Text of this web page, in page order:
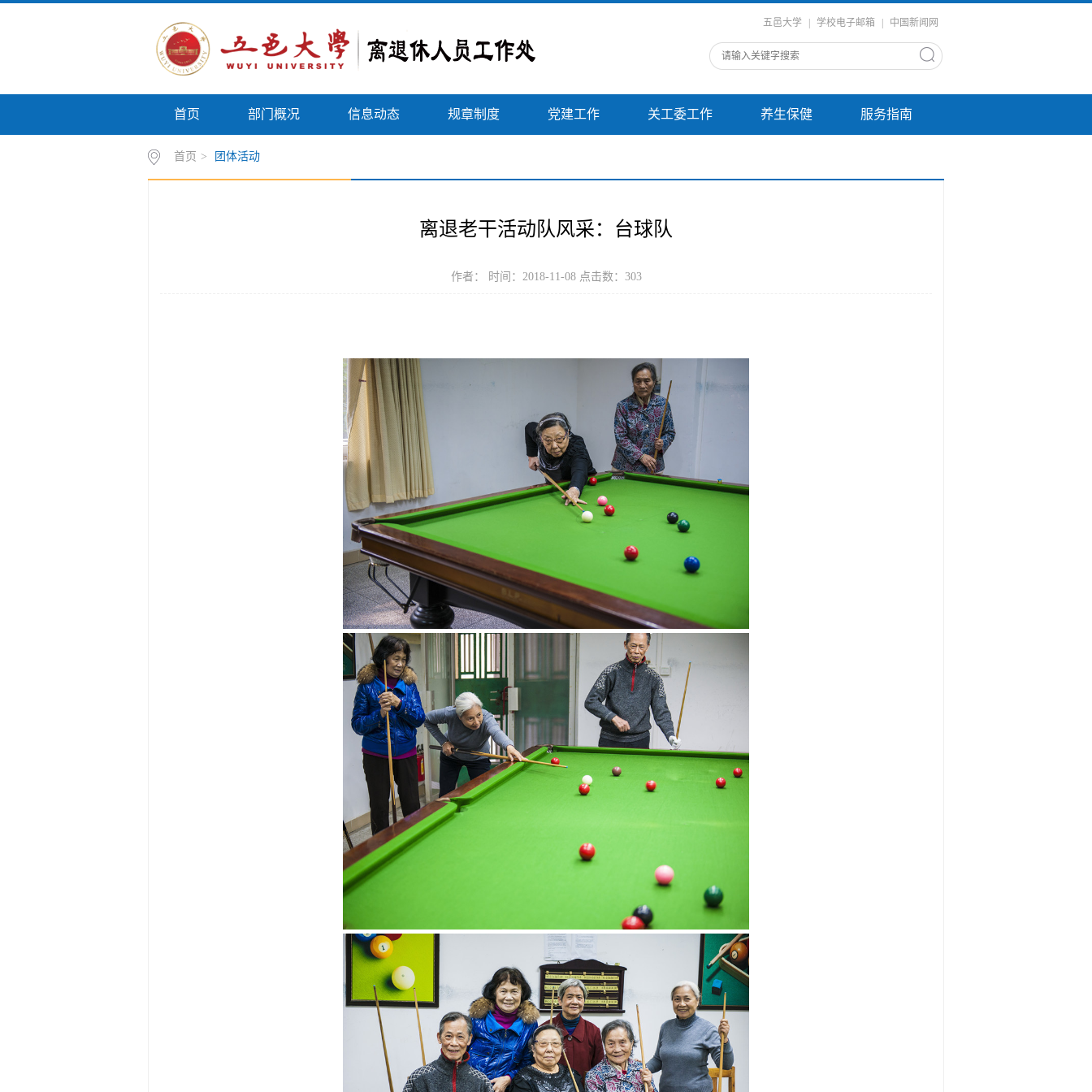
五邑大学 学校电子邮箱 中国新闻网
首页 部门概况 信息动态 规章制度 党建工作 关工委工作 养生保健 服务指南
首页 > 团体活动
离退老干活动队风采：台球队
作者： 时间：2018-11-08 点击数： 303